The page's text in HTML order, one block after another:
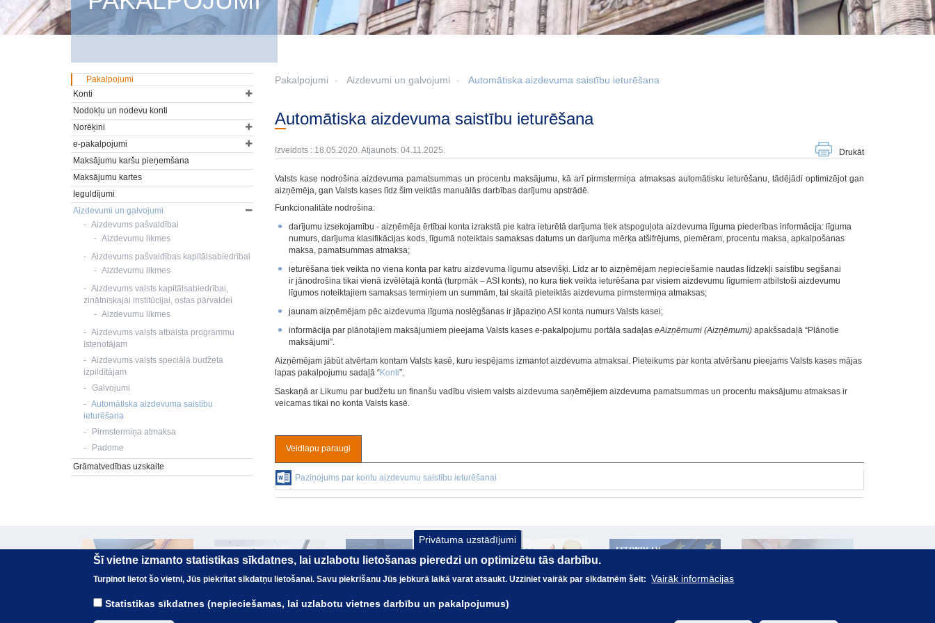
Pakalpojumi Aizdevumi un galvojumi Automātiska aizdevuma saistību ieturēšana
Automātiska aizdevuma saistību ieturēšana
Izveidots : 18.05.2020. Atjaunots: 04.11.2025. Drukāt
Valsts kase nodrošina aizdevuma pamatsummas un procentu maksājumu, kā arī pirmstermiņa atmaksas automātisku ieturēšanu, tādējādi optimizējot gan
aizņēmēja, gan Valsts kases līdz šim veiktās manuālās darbības darījumu apstrādē.
Funkcionalitāte nodrošina:
darījumu izsekojamību - aizņēmēja ērtībai konta izrakstā pie katra ieturētā darījuma tiek atspoguļota aizdevuma līguma piederības informācija: līguma
numurs, darījuma klasifikācijas kods, līgumā noteiktais samaksas datums un darījuma mērķa atšifrējums, piemēram, procentu maksa, apkalpošanas
maksa, pamatsummas atmaksa;
ieturēšana tiek veikta no viena konta par katru aizdevuma līgumu atsevišķi. Līdz ar to aizņēmējam nepieciešamie naudas līdzekļi saistību segšanai
ir jānodrošina tikai vienā izvēlētajā kontā (turpmāk – ASI konts), no kura tiek veikta ieturēšana par visiem aizdevumu līgumiem atbilstoši aizdevumu
līgumos noteiktajiem samaksas termiņiem un summām, tai skaitā pieteiktās aizdevuma pirmstermiņa atmaksas;
jaunam aizņēmējam pēc aizdevuma līguma noslēgšanas ir jāpaziņo ASI konta numurs Valsts kasei;
informācija par plānotajiem maksājumiem pieejama Valsts kases e‑pakalpojumu portāla sadaļas eAizņēmumi (Aizņēmumi)apakšsadaļā “Plānotie
maksājumi”.
Aizņēmējam jābūt atvērtam kontam Valsts kasē, kuru iespējams izmantot aizdevuma atmaksai. Pieteikums par konta atvēršanu pieejams Valsts kases mājas
lapas pakalpojumu sadaļā “Konti”.
Saskaņā ar Likumu par budžetu un finanšu vadību visiem valsts aizdevuma saņēmējiem aizdevuma pamatsummas un procentu maksājumu atmaksas ir
veicamas tikai no konta Valsts kasē.
Veidlapu paraugi
Paziņojums par kontu aizdevumu saistību ieturēšanai
Pakalpojumi
Konti
Nodokļu un nodevu konti
Norēķini
e-pakalpojumi
Maksājumu karšu pieņemšana
Maksājumu kartes
Ieguldījumi
Aizdevumi un galvojumi
Aizdevums pašvaldībai
Aizdevumu likmes
Aizdevums pašvaldības kapitālsabiedrībai
Aizdevumu likmes
Aizdevums valsts kapitālsabiedrībai,
zinātniskajai institūcijai, ostas pārvaldei
Aizdevumu likmes
Aizdevums valsts atbalsta programmu
īstenotājam
Aizdevums valsts speciālā budžeta
izpildītājam
Galvojumi
Automātiska aizdevuma saistību
ieturēšana
Pirmstermiņa atmaksa
Padome
Grāmatvedības uzskaite
Privātuma uzstādījumi
Šī vietne izmanto statistikas sīkdatnes, lai uzlabotu lietošanas pieredzi un optimizētu tās darbību.
Turpinot lietot šo vietni, Jūs piekrītat sīkdatņu lietošanai. Savu piekrišanu Jūs jebkurā laikā varat atsaukt. Uzziniet vairāk par sīkdatnēm šeit: Vairāk informācijas
Statistikas sīkdatnes (nepieciešamas, lai uzlabotu vietnes darbību un pakalpojumus)